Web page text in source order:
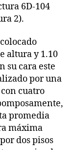
6D-104
2).
altura y 1.10
su cara este
por una
cuatro
promedia
máxima
dos pisos